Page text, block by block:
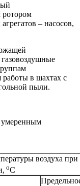
– насосов,
в шахтах с
пыли.
умеренным
воздуха при
оС